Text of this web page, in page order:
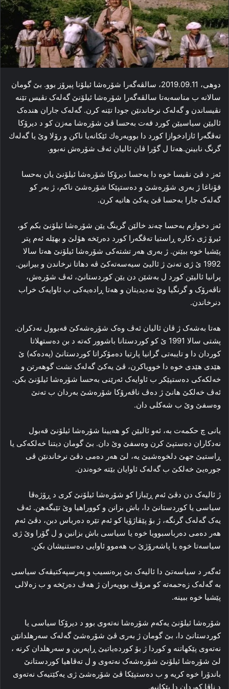
دوھی، 2019.09.11، سالڤه‌گه‌را شۆره‌شا ئیلۆنا پیرۆز بوو. بێ گومان
سالانه‌ ب مناسه‌به‌تا سالڤه‌گه‌را شۆره‌شا ئیلۆنێ گه‌له‌ک نڤیس تێنه‌
نڤیساندن و گه‌له‌ک نرخاندنێن جودا تێنه‌ کرن. گه‌له‌ک جاران هنده‌ک
ئالیێن سیاسیێن کورد قه‌ت به‌حسا ڤێ شۆره‌شا مەزن کو د دیرۆکا
ته‌ڤگه‌را ئازادخوازا کورد دا بوویەرەك ئێكانەیا ناكن و رۆلا وێ یا گەلەك
گرنگ نابینن.هه‌تا ل گۆرا ڤان ئالیان ئه‌ڤ شۆره‌ش نه‌بوو.
ئه‌ز د ڤێ نڤیسا خوه‌ دا به‌حسا دیرۆکا شۆره‌شا ئیلۆنێ یان به‌حسا
قۆناغا ژ به‌ری شۆره‌شێ و ده‌ستپێکا شۆره‌شێ ناکم، ژ به‌ر کو
گه‌له‌ک جارا به‌حسا ڤێ یه‌کێ هاتیه‌ کرن.
ئه‌ز دخوازم به‌حسا چه‌ند خالێن گرینگ یێن شۆره‌شا ئیلۆنێ بکم کو،
ئیرۆ ژی دکاره‌ ڕاستیا ته‌ڤگه‌را کورد ده‌رێخه‌ هۆلێ و بهێله‌ ئه‌م پتر
پێشیا خوه‌ ببێنن. ژ به‌ری هه‌ر تشته‌کی شۆره‌شا ئیلۆنێ هه‌تا سالا
1992 ێ ژی ته‌نێ ژ ئالیێ سیه‌سه‌ته‌کێ ڤه‌ دهاتا نرخاندن و بیرانین.
پرانیا ئالیێن کورد ل به‌شێن دن یێن کوردستانێ، ئه‌ڤ شۆره‌ش،
ناڤه‌رۆک و گرنگیا وێ نه‌دیدیتان و هه‌تا ڕاده‌یه‌کی ب ئاوایه‌ک خراب
دنرخاندن.
هه‌تا به‌شه‌ک ژ ڤان ئالیان ئه‌ڤ وه‌ک شۆره‌شه‌کێ قه‌بوول نه‌دکران.
پشتی سالا 1991 ێ کو کوردستانا باشوور که‌ته‌ د بن ده‌ستهلاتا
کوردان دا و تایبه‌تی گرانیا پارتیا دەمۆكراتا كوردستانێ (پەدەکە) ێ
هێدی هێدی خوه‌ دا خوویاکرن، ڤێ یه‌کێ گه‌له‌ک تشت گوهه‌رتن و
خه‌لکه‌کی ده‌ستپێکر ب ئاوایه‌ک ئه‌رێنی بەحسا شۆره‌شا ئیلۆنێ بکن.
ئه‌ڤ خه‌لکێ هانێ ژ ده‌ڤ ناڤه‌رۆکا شۆره‌شێ به‌ردان ب ته‌نێ
وه‌سفێ وێ ب شه‌کلی دان.
یانی چ حکمه‌ت به‌، ئه‌و ئالیێن کو هه‌یینا شۆره‌شا ئیلۆنێ قه‌بول
نه‌دکاران ده‌ستپێ کرن وه‌سفێ وێ دان. بێ گومان دیتنا خه‌لکه‌کی یا
ڕاستیێ جهێ دلخوه‌شیێ یه‌، لێ هه‌ر ده‌می دڤێ نرخاندنێن ڤی
جوره‌یێ خه‌لکێ ب گه‌له‌ک ئاوایان بێته‌ خوه‌ندن.
ژ ئالیه‌ک دن دڤێ ئه‌م ڕێبازا کو شۆره‌شا ئیلۆنێ کری د ڕۆژه‌ڤا
سیاسی یا کوردستانێ دا، باش بزانن و کووراهیا وێ تێبگەهن. ئه‌ڤ
یه‌ک گه‌له‌ک گرنگه‌، ژ بۆ پێڤاژۆیا کو ئه‌م تێره‌ ده‌رباس دبن، دڤێ ئه‌م
هه‌ر ده‌می ده‌رباسبوویا خوه‌ یا سیاسی باش بزانبن و ل گۆرا وێ ژی
سیاسه‌تا خوه‌ یا پاشه‌رۆژێ ب هه‌موو ئاوایی دەستنیشان بکن.
ئه‌گه‌ر د سیاسه‌تێ دا ئالیه‌ک بێ پره‌نسیب و په‌رسپه‌کتیڤه‌ک سیاسی
به‌ گه‌له‌ک زه‌حمه‌ته‌ کو مرۆڤ بوویه‌ران ژ هه‌ڤ ده‌رێخه‌ و ب زه‌لالی
پێشیا خوه‌ ببینه‌.
شۆره‌شا ئیلۆنێ یه‌که‌م شۆره‌شا نه‌ته‌وی بوو د دیرۆکا سیاسی یا
کوردستانێ دا، بێ گومان ژ به‌ری ڤێ شۆره‌شێ گه‌له‌ک سه‌رهلدانێن
نه‌ته‌وی پێکهاتنه‌ و کوردا ژ بۆ کورده‌یاتیێ ڕاپه‌رین و سه‌رهلدان کرنه‌ ،
لێ شۆره‌شا ئیلۆنێ شۆره‌شه‌ک نه‌ته‌وی و ل ته‌ڤاهیا کوردستانێ
باندۆرا خوه‌ کریه‌ و ب ده‌ستپێکا ڤێ شۆره‌شێ ژی یه‌کێتیه‌ک نه‌ته‌وی
د ناڤا کوردان دا پێکانیه‌.